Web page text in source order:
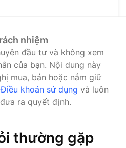
nhiệm
đầu tư và không xem
của bạn. Nội dung này
mua, bán hoặc nắm giữ
Điều khoản sử dụng và luôn
ra quyết định.
thường gặp